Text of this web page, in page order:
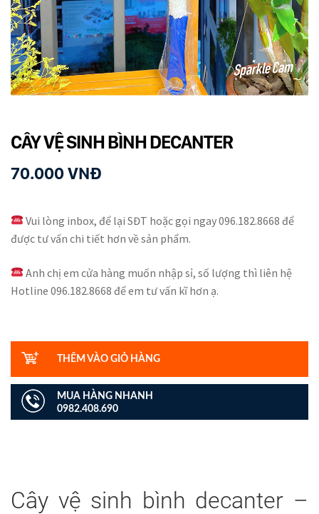
Dụng cụ rót rượu vang
Xô ướp đá rượu vang
Khác
Giới thiệu
Kiến thức
CÂY VỆ SINH BÌNH DECANTER
70.000VNĐ
Vui lòng inbox, để lại SĐT hoặc gọi ngay 096.182.8668 để
được tư vấn chi tiết hơn về sản phẩm.
Anh chị em cửa hàng muốn nhập sỉ, số lượng thì liên hệ
Hotline 096.182.8668 để em tư vấn kĩ hơn ạ.
lượng
THÊM VÀO GIỎ HÀNG
MUA HÀNG NHANH
0982.408.690
Cây vệ sinh bình decanter –